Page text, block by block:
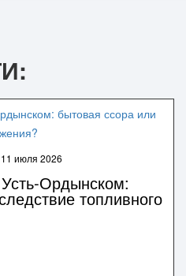
11 июля 2026
топливного